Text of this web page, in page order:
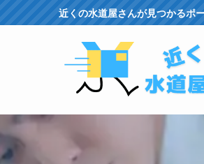
近くの水道屋さんが見つかるポ